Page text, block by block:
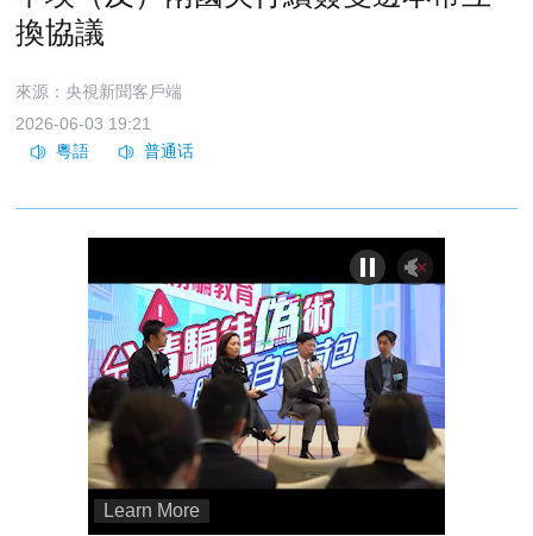
換協議
來源：央視新聞客戶端
2026-06-03 19:21